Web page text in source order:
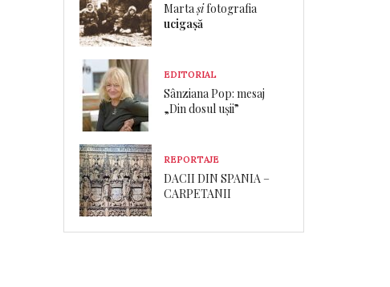
Martașifotografia
ucigașă
EDITORIAL
Sânziana Pop: mesaj
„Din dosul ușii”
REPORTAJE
DACII DIN SPANIA –
CARPETANII